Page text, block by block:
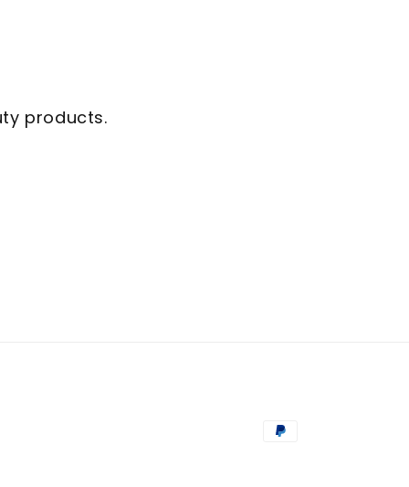
products.
Способы